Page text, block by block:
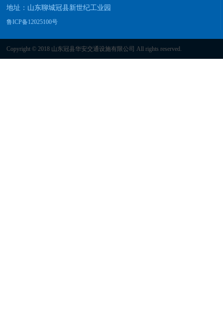
地址：山东聊城冠县新世纪工业园
鲁ICP备12025100号
Copyright © 2018 山东冠县华安交通设施有限公司 All rights reserved.